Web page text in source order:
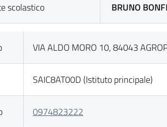
scolastico BRUNO
VIA ALDO MORO 10, 84043
SAIC8AT00D (Istituto principale)
0974823222